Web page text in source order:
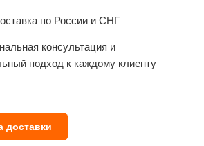
по России и СНГ
консультация и
подход к каждому клиенту
доставки